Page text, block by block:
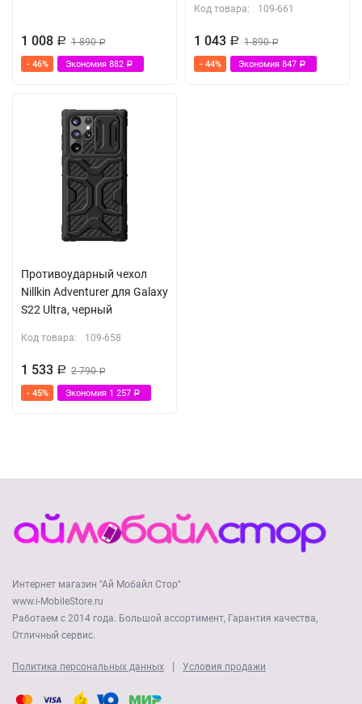
1 008 Р 1 890Р
- 46% Экономия 882 Р
Код товара: 109-661
1 043 Р 1 890Р
- 44% Экономия 847 Р
Противоударный чехол
Nillkin Adventurer для Galaxy
S22 Ultra, черный
Код товара: 109-658
1 533 Р 2 790Р
- 45% Экономия 1 257 Р
Интернет магазин "Ай Мобайл Стор"
www.i-MobileStore.ru
Работаем с 2014 года. Большой ассортимент, Гарантия качества,
Отличный сервис.
Политика персональных данных | Условия продажи